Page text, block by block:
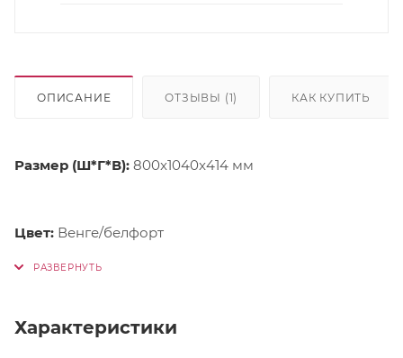
ОПИСАНИЕ ОТЗЫВЫ (1) КАК КУПИТЬ
Размер (Ш*Г*В): 800x1040x414 мм
Цвет: Венге/белфорт
Характеристики